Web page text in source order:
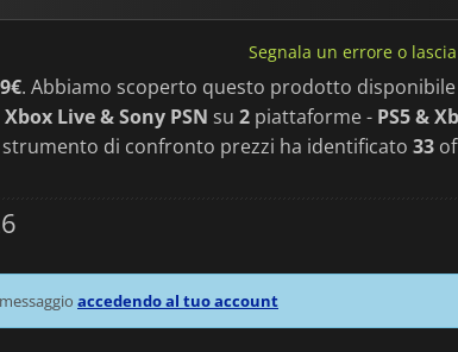
Segnala un errore o
. Abbiamo scoperto questo prodotto disponibile
Xbox Live & Sony PSN su 2 piattaforme - PS5 &
di confronto prezzi ha identificato 33
accedendo al tuo account